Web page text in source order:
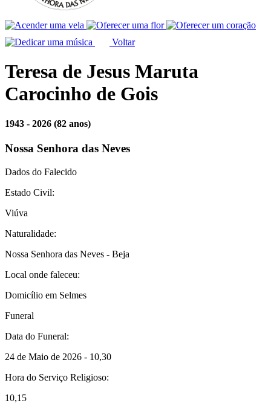
Voltar
Teresa de Jesus Maruta
Carocinho de Gois
1943 - 2026 (82 anos)
Nossa Senhora das Neves
Dados do Falecido
Estado Civil:
Viúva
Naturalidade:
Nossa Senhora das Neves - Beja
Local onde faleceu:
Domicílio em Selmes
Funeral
Data do Funeral:
24 de Maio de 2026 - 10,30
Hora do Serviço Religioso:
10,15